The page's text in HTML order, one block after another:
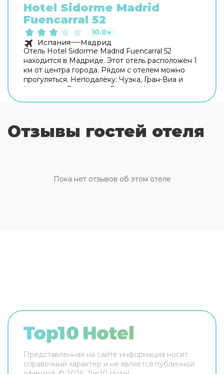
Hotel Sidorme Madrid
Fuencarral 52
10.0★
Испания
Мадрид
Отель Hotel Sidorme Madrid Fuencarral 52
находится в Мадриде. Этот отель расположен 1
км от центра города. Рядом с отелем можно
прогуляться. Неподалёку: Чуэка, Гран-Виа и
Монастырь Дескальсас Реалес. На территории
забронировать экскурсию, обратитесь в
экскурсионное бюро отеля. Удобно для гостей
услуги, пресса, прокат автомобилей, сейф и
консьерж. Сотрудники отеля поддержат беседу
Отзывы гостей отеля
Пока нет отзывов об этом отеле
Представленная на сайте информация носит
справочный характер и не является публичной